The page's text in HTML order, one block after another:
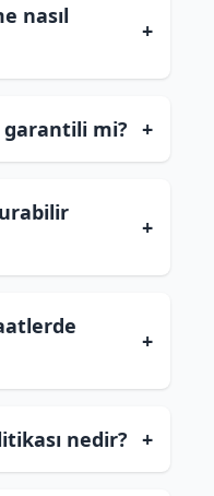
nasıl
+
garantili mi? +
+
+
nedir? +